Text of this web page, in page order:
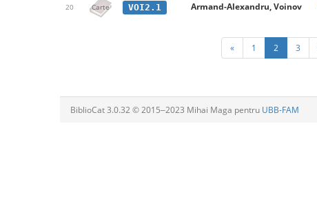
20 Carte VOI2.1 Armand-Alexandru, Voinov
« 1 2 3
BiblioCat 3.0.32 © 2015‒2023 Mihai Maga pentru UBB-FAM